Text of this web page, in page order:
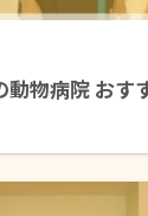
動物病院 おす